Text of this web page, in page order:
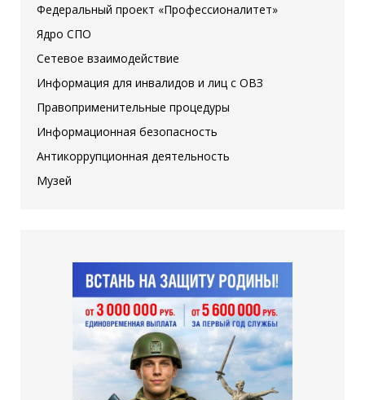
Федеральный проект «Профессионалитет»
Ядро СПО
Сетевое взаимодействие
Информация для инвалидов и лиц с ОВЗ
Правоприменительные процедуры
Информационная безопасность
Антикоррупционная деятельность
Музей